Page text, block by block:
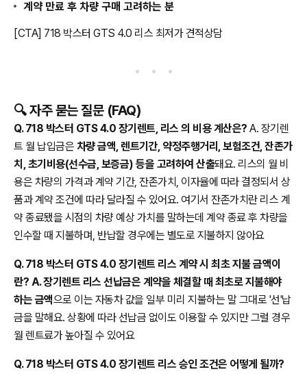
계약 만료 후 차량 구매 고려하는 분
[CTA] 718 박스터 GTS 4.0 리스 최저가 견적상담
🔍 자주 묻는 질문 (FAQ)
Q. 718 박스터 GTS 4.0 장기렌트, 리스 의 비용 계산은? A. 장기렌
트 월 납입금은 차량 금액, 렌트기간, 약정주행거리, 보험조건, 잔존가
치, 초기비용(선수금, 보증금) 등을 고려하여 산출돼요. 리스의 월 비
용은 차량의 가격과 계약 기간, 잔존가치, 이자율에 따라 결정되서 상
품과 계약 조건에 따라 달라질 수 있어요. 여기서 잔존가치란 리스 계
약 종료됐을 시점의 차량 예상 가치를 말하는데 계약 종료 후 차량을
인수할 때 지불하며, 반납할 경우에는 별도로 지불하지 않아요
Q. 718 박스터 GTS 4.0 장기렌트 리스 계약 시 최초 지불 금액이
란? A. 장기렌트 리스 선납금은 계약을 체결할 때 최초로 지불해야
하는 금액으로 이는 자동차 값을 일부 미리 지불하는 말 그대로 '선'납
금을 말해요. 상황에 따라 선납금 없이도 이용할 수 있지만 그럴 경우
월 렌트료가 높아질 수 있어요
Q. 718 박스터 GTS 4.0 장기렌트 리스 승인 조건은 어떻게 될까?